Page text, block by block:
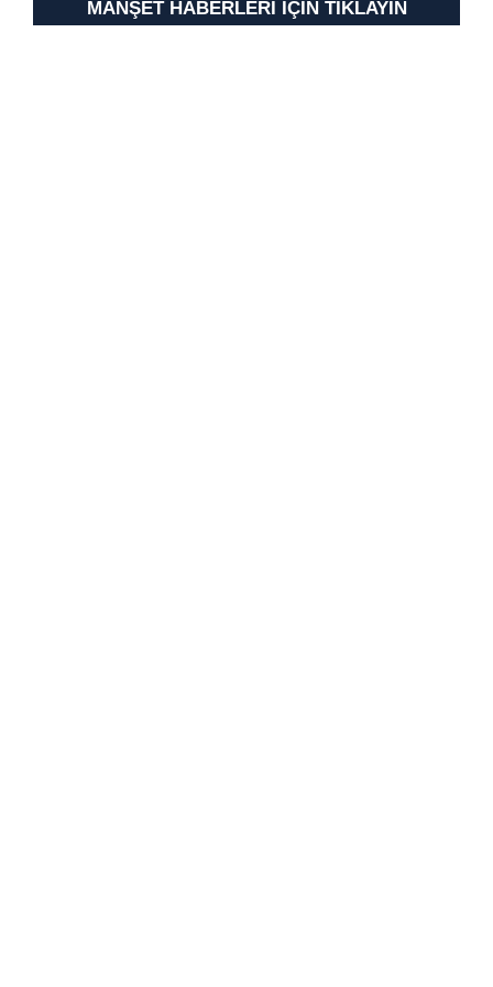
MANŞET HABERLERİ İÇİN TIKLAYIN